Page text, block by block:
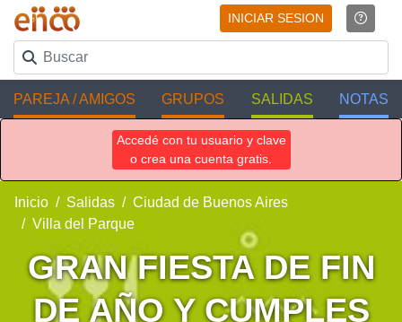
INICIAR SESION
PAREJA / AMIGOS GRUPOS SALIDAS NOTAS
Accedé con tu usuario y clave
o crea una cuenta gratis.
Inicio Salidas
Ciudad de Buenos Aires
Villa del Parque
GRAN FIESTA DE FIN
DE AÑO Y CUMPLES